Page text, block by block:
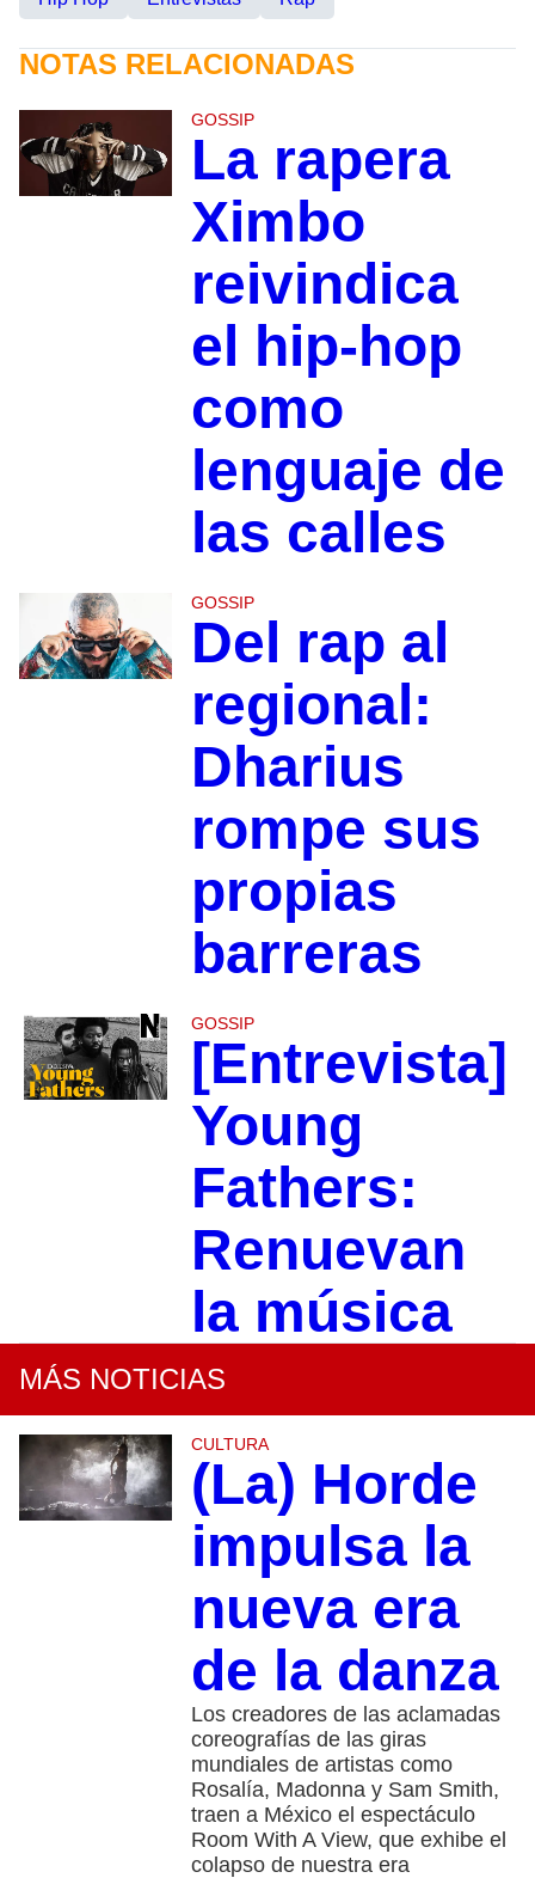
NOTAS RELACIONADAS
GOSSIP
La rapera
Ximbo
reivindica
el hip-hop
como
lenguaje de
las calles
GOSSIP
Del rap al
regional:
Dharius
rompe sus
propias
barreras
GOSSIP
[Entrevista]
Young
Fathers:
Renuevan
la música
MÁS NOTICIAS
CULTURA
(La) Horde
impulsa la
nueva era
de la danza
Los creadores de las aclamadas
coreografías de las giras
mundiales de artistas como
Rosalía, Madonna y Sam Smith,
traen a México el espectáculo
Room With A View, que exhibe el
colapso de nuestra era